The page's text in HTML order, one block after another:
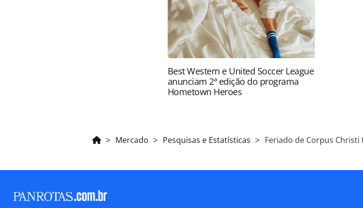
Best Western e United Soccer League
anunciam 2ª edição do programa
Hometown Heroes
Mercado Pesquisas e Estatísticas Feriado de Corpus Christi